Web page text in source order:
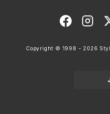
Copyright © 1998 - 2026